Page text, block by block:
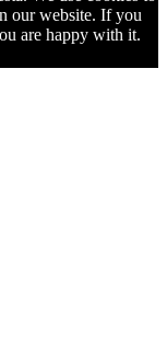
our website. If you
are happy with it.